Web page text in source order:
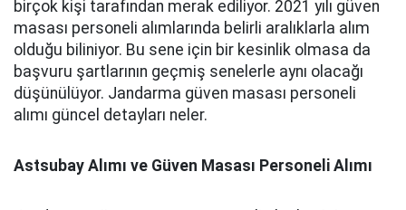
birçok kişi tarafından merak ediliyor. 2021 yılı güven
masası personeli alımlarında belirli aralıklarla alım
olduğu biliniyor. Bu sene için bir kesinlik olmasa da
başvuru şartlarının geçmiş senelerle aynı olacağı
düşünülüyor. Jandarma güven masası personeli
alımı güncel detayları neler.
Astsubay Alımı ve Güven Masası Personeli Alımı